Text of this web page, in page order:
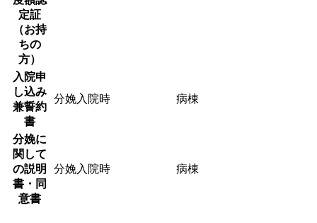
定証
（お持
ちの
方）
入院申
し込み
兼誓約
書
分娩入院時 病棟
分娩に
関して
の説明
書・同
意書
分娩入院時 病棟